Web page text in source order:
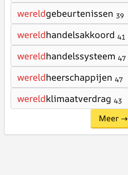
wereldgebeurtenissen 39
wereldhandelsakkoord 41
wereldhandelssysteem 47
wereldheerschappijen 47
wereldklimaatverdrag 43
Meer →